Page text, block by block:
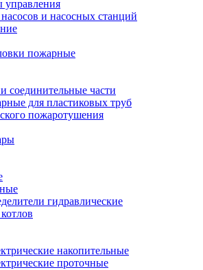
и насосных станций
пожарные
соединительные части
для пластиковых труб
пожаротушения
гидравлические
накопительные
проточные